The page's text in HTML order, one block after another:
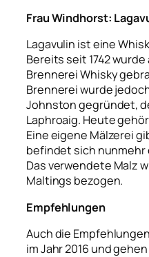
Frau Windhorst:
Lagavulin ist eine
Bereits seit 1742
Brennerei Whisky
Brennerei wurde
Johnston gegründet,
Laphroaig. Heute
Eine eigene Mälzerei
befindet sich nunmehr
Das verwendete Malz
Maltings bezogen.
Empfehlungen
Auch die
im Jahr 2016 und